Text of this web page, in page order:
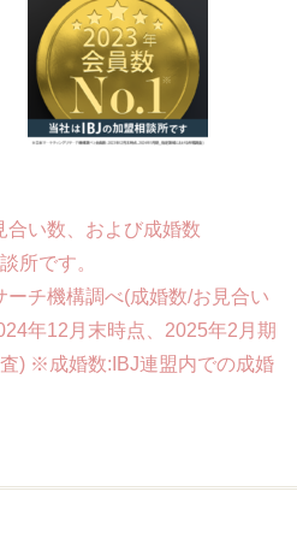
合い数、および成婚数
所です。
チ機構調べ(成婚数/お見合い
年12月末時点、2025年2月期
査) ※成婚数:IBJ連盟内での成婚